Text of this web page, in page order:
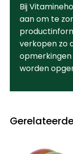
Bij
aan om te
verkopen zo
worden